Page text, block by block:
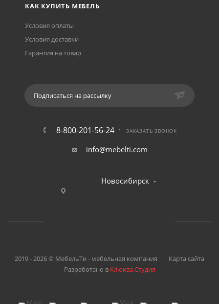
КАК КУПИТЬ МЕБЕЛЬ
Условия оплаты
Условия доставки
Гарантия на товар
Подписаться на рассылку
8-800-201-56-24 ЗАКАЗАТЬ ЗВОНОК
info@mebelti.com
Новосибирск
2019 - 2026 © МебельТи - мебельная компания
Карта сайта
Разработано в Клюква.Студия